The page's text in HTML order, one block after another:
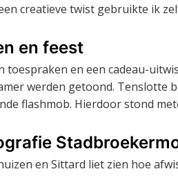
creatieve twist gebruikte ik
en feest
toespraken en een cadeau-
werden getoond. Tenslotte
flashmob. Hierdoor stond
en Sittard liet zien hoe